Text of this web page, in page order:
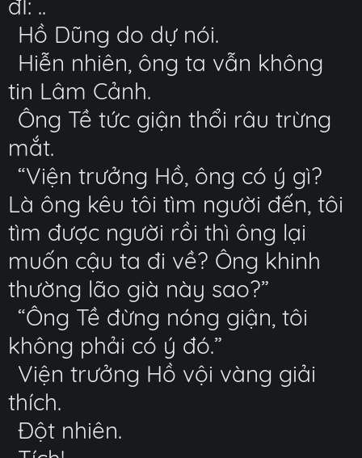
đI: ..
Hồ Dũng do dự nói.
Hiễn nhiên, ông ta vẫn không
tin Lâm Cảnh.
Ông Tề tức giận thổi râu trừng
mắt.
“Viện trưởng Hồ, ông có ý gì?
Là ông kêu tôi tìm người đến, tôi
tìm được người rồi thì ông lại
muốn cậu ta đi về? Ông khinh
thường lão già này sao?”
“Ông Tề đừng nóng giận, tôi
không phải có ý đó.”
Viện trưởng Hồ vội vàng giải
thích.
Đột nhiên.